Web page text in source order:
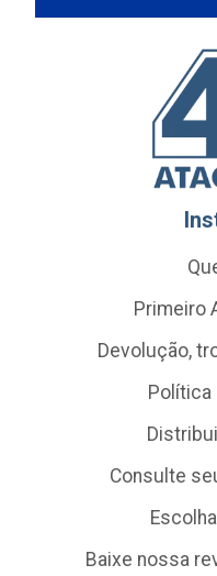
Primeiro
Devolução,
Política
Consulte
Baixe nossa